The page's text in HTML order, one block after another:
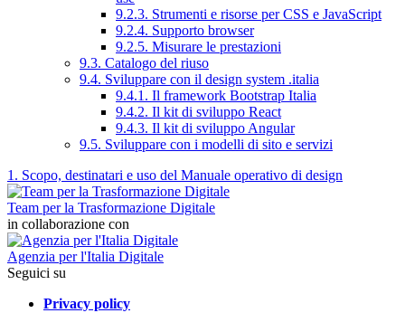
9.2.3. Strumenti e risorse per CSS e JavaScript
9.2.4. Supporto browser
9.2.5. Misurare le prestazioni
9.3. Catalogo del riuso
9.4. Sviluppare con il design system .italia
9.4.1. Il framework Bootstrap Italia
9.4.2. Il kit di sviluppo React
9.4.3. Il kit di sviluppo Angular
9.5. Sviluppare con i modelli di sito e servizi
1. Scopo, destinatari e uso del Manuale operativo di design
Team per la Trasformazione Digitale
in collaborazione con
Agenzia per l'Italia Digitale
Seguici su
Privacy policy